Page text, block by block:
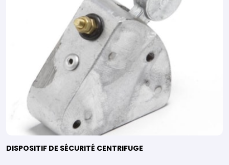
DISPOSITIF DE SÉCURITÉ CENTRIFUGE